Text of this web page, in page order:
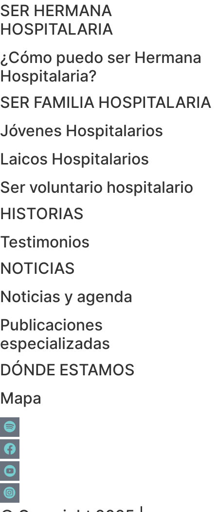
SER HERMANA
HOSPITALARIA
¿Cómo puedo ser Hermana
Hospitalaria?
SER FAMILIA HOSPITALARIA
Jóvenes Hospitalarios
Laicos Hospitalarios
Ser voluntario hospitalario
HISTORIAS
Testimonios
NOTICIAS
Noticias y agenda
Publicaciones
especializadas
DÓNDE ESTAMOS
Mapa